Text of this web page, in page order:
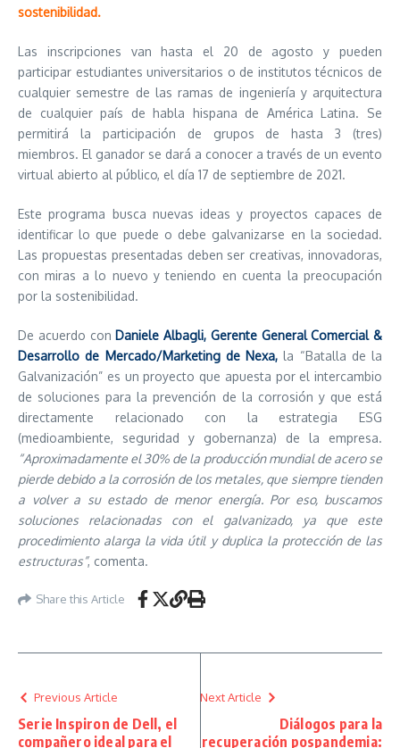
sostenibilidad.
Las inscripciones van hasta el 20 de agosto y pueden
participar estudiantes universitarios o de institutos técnicos de
cualquier semestre de las ramas de ingeniería y arquitectura
de cualquier país de habla hispana de América Latina. Se
permitirá la participación de grupos de hasta 3 (tres)
miembros. El ganador se dará a conocer a través de un evento
virtual abierto al público, el día 17 de septiembre de 2021.
Este programa busca nuevas ideas y proyectos capaces de
identificar lo que puede o debe galvanizarse en la sociedad.
Las propuestas presentadas deben ser creativas, innovadoras,
con miras a lo nuevo y teniendo en cuenta la preocupación
por la sostenibilidad.
De acuerdo con Daniele Albagli, Gerente General Comercial &
Desarrollo de Mercado/Marketing de Nexa, la “Batalla de la
Galvanización” es un proyecto que apuesta por el intercambio
de soluciones para la prevención de la corrosión y que está
directamente relacionado con la estrategia ESG
(medioambiente, seguridad y gobernanza) de la empresa.
“Aproximadamente el 30% de la producción mundial de acero se
pierde debido a la corrosión de los metales, que siempre tienden
a volver a su estado de menor energía. Por eso, buscamos
soluciones relacionadas con el galvanizado, ya que este
procedimiento alarga la vida útil y duplica la protección de las
estructuras”, comenta.
Share this Article
Previous Article
Serie Inspiron de Dell, el
compañero ideal para el
Next Article
Diálogos para la
recuperación pospandemia: